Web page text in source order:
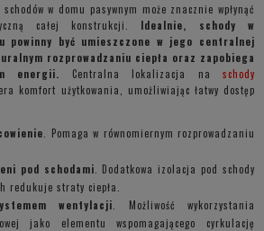
w domu pasywnym może znacznie wpłynąć
całej konstrukcji. Idealnie, schody w
powinny być umieszczone w jego centralnej
rozprowadzaniu ciepła oraz zapobiega
energii.
Centralna lokalizacja na schody
komfort użytkowania, umożliwiając łatwy dostęp
. Pomaga w równomiernym rozprowadzaniu
pod schodami . Dodatkowa izolacja pod schody
redukuje straty ciepła.
wentylacji . Możliwość wykorzystania
jako elementu wspomagającego cyrkulację